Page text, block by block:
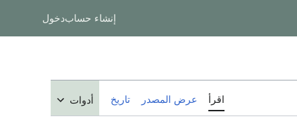
إنشاء حسابدخول
اقرأ عرض المصدر تاريخ أدوات